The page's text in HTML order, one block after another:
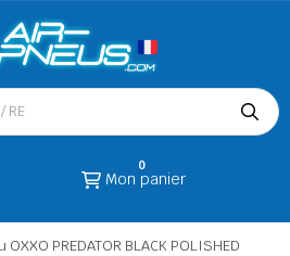
Mon panier
0
OXXO PREDATOR BLACK POLISHED